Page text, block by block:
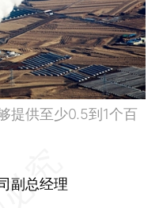
提供至少0.5到1个百
副总经理